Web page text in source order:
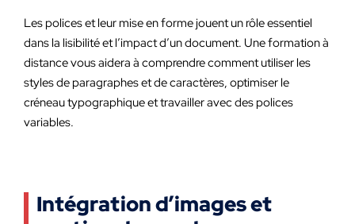
Les polices et leur mise en forme jouent un rôle essentiel
dans la lisibilité et l’impact d’un document. Une formation à
distance vous aidera à comprendre comment utiliser les
styles de paragraphes et de caractères, optimiser le
créneau typographique et travailler avec des polices
variables.
Intégration d’images et